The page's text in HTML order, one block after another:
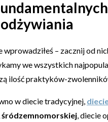
wprowadziłeś – zacznij od
we wszystkich
ilość praktyków-
w diecie tradycyjnej,
śródzemnomorskiej , diecie